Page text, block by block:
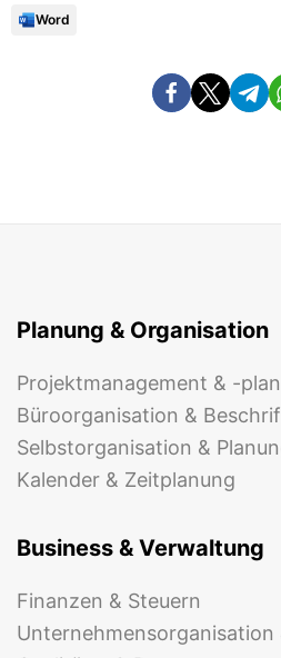
Word
Planung & Organisation
Projektmanagement & -
Büroorganisation &
Selbstorganisation &
Kalender & Zeitplanung
Business & Verwaltung
Finanzen & Steuern
Unternehmensorganisation